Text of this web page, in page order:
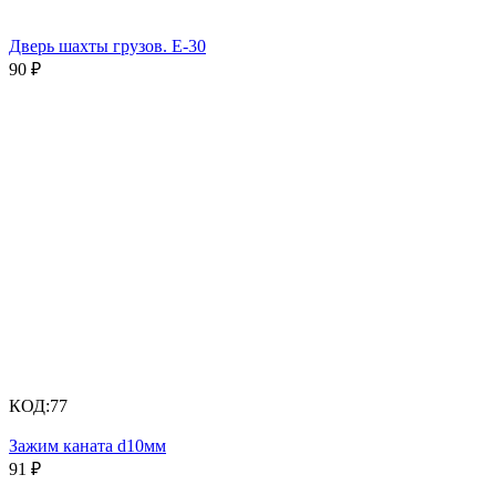
Дверь шахты грузов. Е-30
90 ₽
КОД:77
Зажим каната d10мм
91 ₽